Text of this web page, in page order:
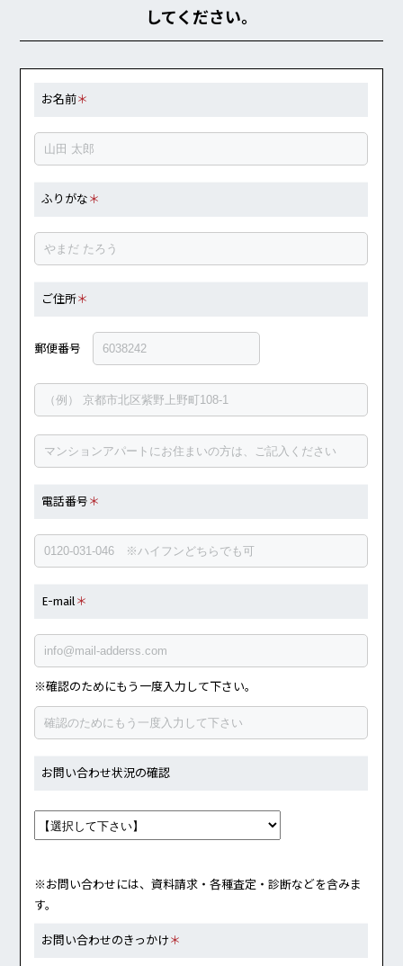
してください。
お名前＊
ふりがな ＊
ご住所＊
郵便番号
電話番号 ＊
E-mail ＊
※確認のためにもう一度入力して下さい。
お問い合わせ状況の確認
※お問い合わせには、資料請求・各種査定・診断などを含みま
す。
お問い合わせのきっかけ ＊